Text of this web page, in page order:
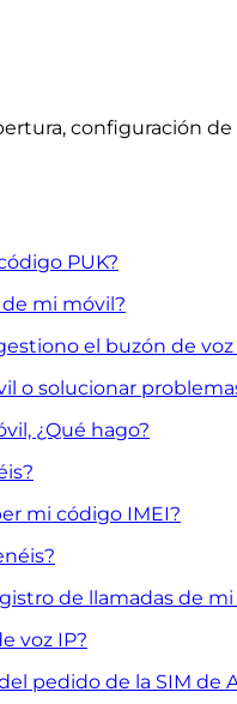
configuración
PUK?
de mi móvil?
el buzón de
o solucionar
¿Qué hago?
mi código IMEI?
de llamadas de
voz IP?
pedido de la SIM de